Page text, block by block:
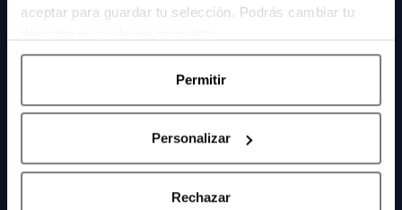
aceptar para guardar tu selección. Podrás cambiar tu
Permitir
Personalizar
Rechazar
MUESTRAS CHOLLOS